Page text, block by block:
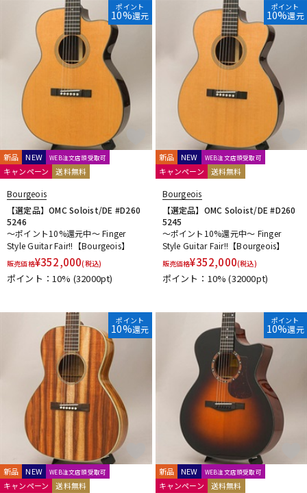
ポイント
10%還元
新品 NEW WEB注文店頭受取可
キャンペーン 送料無料
Bourgeois
【選定品】OMC Soloist/DE #D260
5246
～ポイント10%還元中～ Finger
Style Guitar Fair!!【Bourgeois】
販売価格¥352,000(税込)
ポイント：10% (32000pt)
ポイント
10%還元
新品 NEW WEB注文店頭受取可
キャンペーン 送料無料
Bourgeois
【選定品】OMC Soloist/DE #D260
5245
～ポイント10%還元中～ Finger
Style Guitar Fair!!【Bourgeois】
販売価格¥352,000(税込)
ポイント：10%(32000pt)
ポイント
10%還元
新品 NEW WEB注文店頭受取可
キャンペーン 送料無料
ポイント
10%還元
新品 NEW WEB注文店頭受取可
キャンペーン 送料無料